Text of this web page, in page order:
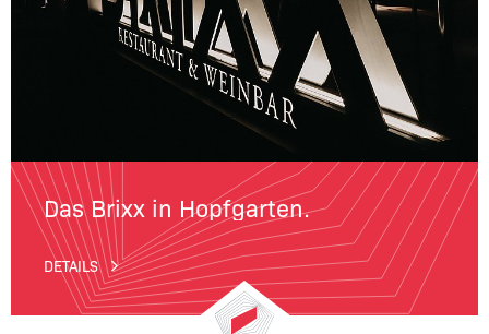
Das Brixx in Hopfgarten.
DETAILS